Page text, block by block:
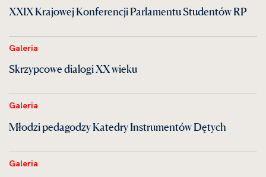
XXIX Krajowej Konferencji Parlamentu Studentów RP
Galeria
Skrzypcowe dialogi XX wieku
Galeria
Młodzi pedagodzy Katedry Instrumentów Dętych
Galeria